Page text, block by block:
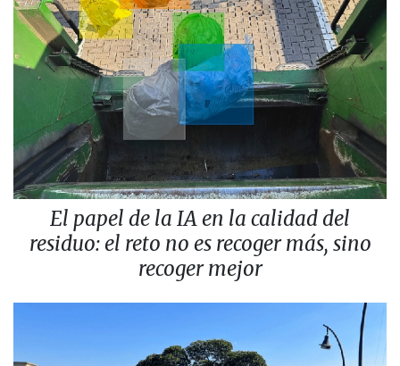
El papel de la IA en la calidad del
residuo: el reto no es recoger más, sino
recoger mejor